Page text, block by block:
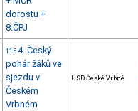
dorostu +
8.ČPJ
115 4. Český
pohár žáků ve
sjezdu v
Českém
Vrbném
USD České Vrbné